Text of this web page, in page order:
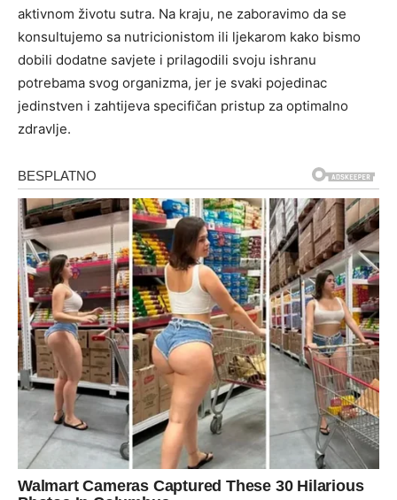
aktivnom životu sutra. Na kraju, ne zaboravimo da se
konsultujemo sa nutricionistom ili ljekarom kako bismo
dobili dodatne savjete i prilagodili svoju ishranu
potrebama svog organizma, jer je svaki pojedinac
jedinstven i zahtijeva specifičan pristup za optimalno
zdravlje.